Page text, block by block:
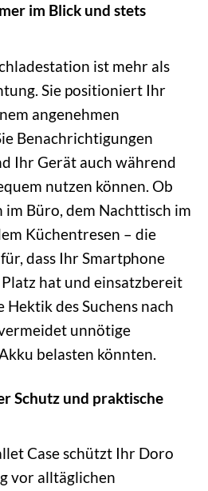
im Blick und stets
ist mehr als
Sie positioniert Ihr
angenehmen
Benachrichtigungen
Ihr Gerät auch während
nutzen können. Ob
im Büro, dem Nachttisch im
Küchentresen – die
dass Ihr Smartphone
hat und einsatzbereit
des Suchens nach
unnötige
belasten könnten.
Schutz und praktische
Case schützt Ihr Doro
vor alltäglichen